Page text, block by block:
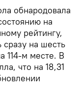
обнародовала
на
рейтингу,
на шесть
114-м месте. В
что на 18,31